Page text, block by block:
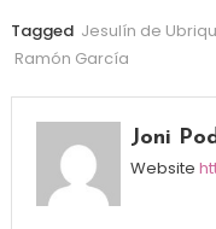
Tagged Jesulín de
Ramón García
Joni
Website